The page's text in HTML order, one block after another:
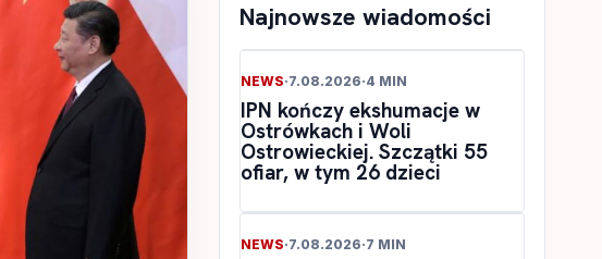
Najnowsze wiadomości
NEWS·7.08.2026·4 MIN
IPN kończy ekshumacje w
Ostrówkach i Woli
Ostrowieckiej. Szczątki 55
ofiar, w tym 26 dzieci
NEWS·7.08.2026·7 MIN